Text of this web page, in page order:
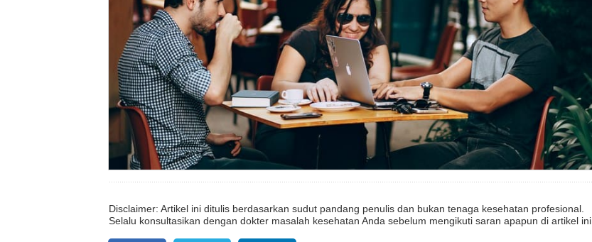
Disclaimer: Artikel ini ditulis berdasarkan sudut pandang penulis dan bukan tenaga kesehatan profesional.
Selalu konsultasikan dengan dokter masalah kesehatan Anda sebelum mengikuti saran apapun di artikel ini.